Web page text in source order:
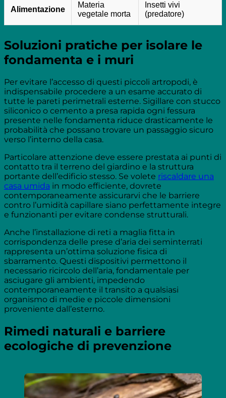
Alimentazione
Materia
vegetale morta
Insetti vivi
(predatore)
Soluzioni pratiche per isolare le
fondamenta e i muri
Per evitare l’accesso di questi piccoli artropodi, è
indispensabile procedere a un esame accurato di
tutte le pareti perimetrali esterne. Sigillare con stucco
siliconico o cemento a presa rapida ogni fessura
presente nelle fondamenta riduce drasticamente le
probabilità che possano trovare un passaggio sicuro
verso l’interno della casa.
Particolare attenzione deve essere prestata ai punti di
contatto tra il terreno del giardino e la struttura
portante dell’edificio stesso. Se volete riscaldare una
casa umida in modo efficiente, dovrete
contemporaneamente assicurarvi che le barriere
contro l’umidità capillare siano perfettamente integre
e funzionanti per evitare condense strutturali.
Anche l’installazione di reti a maglia fitta in
corrispondenza delle prese d’aria dei seminterrati
rappresenta un’ottima soluzione fisica di
sbarramento. Questi dispositivi permettono il
necessario ricircolo dell’aria, fondamentale per
asciugare gli ambienti, impedendo
contemporaneamente il transito a qualsiasi
organismo di medie e piccole dimensioni
proveniente dall’esterno.
Rimedi naturali e barriere
ecologiche di prevenzione